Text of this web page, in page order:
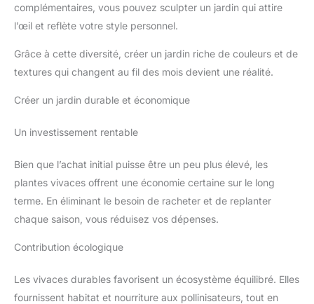
complémentaires, vous pouvez sculpter un jardin qui attire
l’œil et reflète votre style personnel.
Grâce à cette diversité, créer un jardin riche de couleurs et de
textures qui changent au fil des mois devient une réalité.
Créer un jardin durable et économique
Un investissement rentable
Bien que l’achat initial puisse être un peu plus élevé, les
plantes vivaces offrent une économie certaine sur le long
terme. En éliminant le besoin de racheter et de replanter
chaque saison, vous réduisez vos dépenses.
Contribution écologique
Les vivaces durables favorisent un écosystème équilibré. Elles
fournissent habitat et nourriture aux pollinisateurs, tout en